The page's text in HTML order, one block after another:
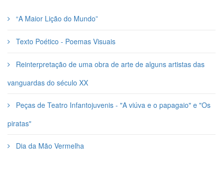
“A Maior Lição do Mundo”
Texto Poético - Poemas Visuais
Reinterpretação de uma obra de arte de alguns artistas das
vanguardas do século XX
Peças de Teatro Infantojuvenis - "A viúva e o papagaio" e "Os
piratas"
Dia da Mão Vermelha